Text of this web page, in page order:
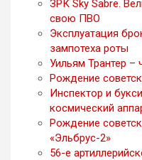
ЗРК Sky Sabre.
свою ПВО
Эксплуатация
зампотеха роты
Уильям Трантер –
Рождение
Инспектор и
космический
Рождение
«Эльбрус-2»
56-е